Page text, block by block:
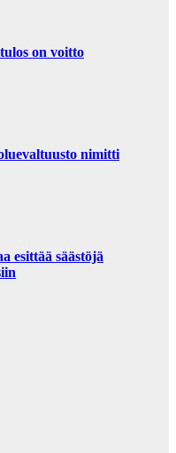
on voitto
nimitti
esittää säästöjä